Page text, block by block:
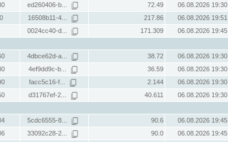
ed260406-b... 72.49
06.08.2026 19:30
16508b11-4... 217.86
06.08.2026 19:51
0024cc40-d... 171.309
06.08.2026 19:45
4dbce62d-a... 38.72
06.08.2026 19:30
4ef9dd9c-b... 36.59
06.08.2026 19:30
facc5c16-f... 2.144
06.08.2026 19:30
d31767ef-2... 40.611
06.08.2026 19:30
5cdc6555-8... 90.6
06.08.2026 19:45
33092c28-2... 90.0
06.08.2026 19:45